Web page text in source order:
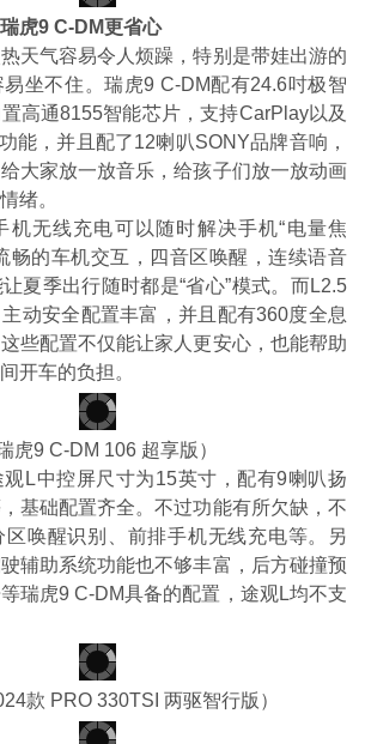
9 C-DM更省心
气容易令人烦躁，特别是带娃出游的
坐不住。瑞虎9 C-DM配有24.6吋极智
高通8155智能芯片，支持CarPlay以及
能，并且配了12喇叭SONY品牌音响，
大家放一放音乐，给孩子们放一放动画
绪。
无线充电可以随时解决手机“电量焦
畅的车机交互，四音区唤醒，连续语音
夏季出行随时都是“省心”模式。而L2.5
动安全配置丰富，并且配有360度全息
些配置不仅能让家人更安心，也能帮助
开车的负担。
瑞虎9 C-DM 106 超享版）
中控屏尺寸为15英寸，配有9喇叭扬
基础配置齐全。不过功能有所欠缺，不
唤醒识别、前排手机无线充电等。另
辅助系统功能也不够丰富，后方碰撞预
瑞虎9 C-DM具备的配置，途观L均不支
款 PRO 330TSI 两驱智行版）